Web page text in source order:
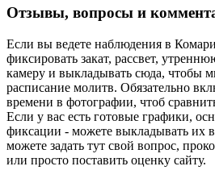
Отзывы, вопросы и
Если вы ведете наблюдения в
фиксировать закат, рассвет,
камеру и выкладывать сюда, чтобы
расписание молитв. Обязательно
времени в фотографии, чтоб
Если у вас есть готовые графики,
фиксации - можете выкладывать их
можете задать тут свой вопрос,
или просто поставить оценку сайту.